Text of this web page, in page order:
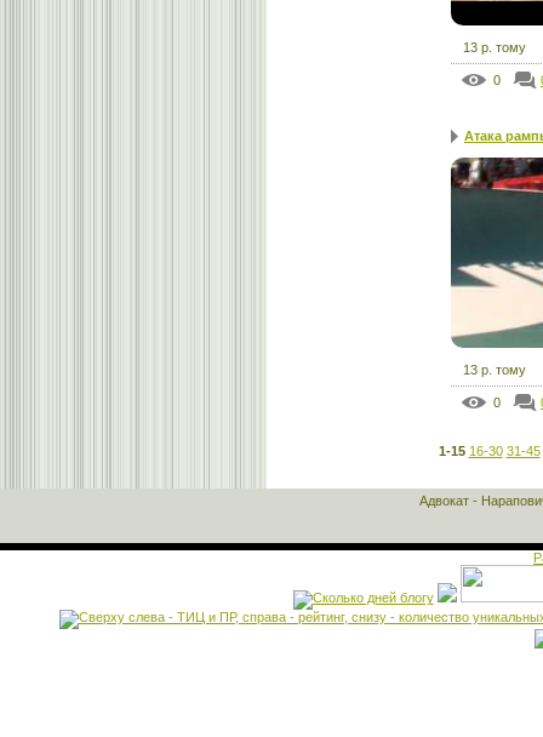
13 р. тому
0
Атака
13 р. тому
0
1-15 16-30 31-45
Адвокат -